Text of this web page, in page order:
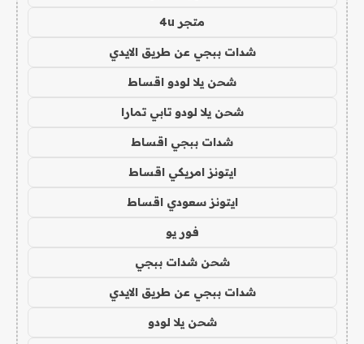
متجر 4u
شدات ببجي عن طريق الايدي
شحن يلا لودو اقساط
شحن يلا لودو تابي تمارا
شدات ببجي اقساط
ايتونز امريكي اقساط
ايتونز سعودي اقساط
فور يو
شحن شدات ببجي
شدات ببجي عن طريق الايدي
شحن يلا لودو